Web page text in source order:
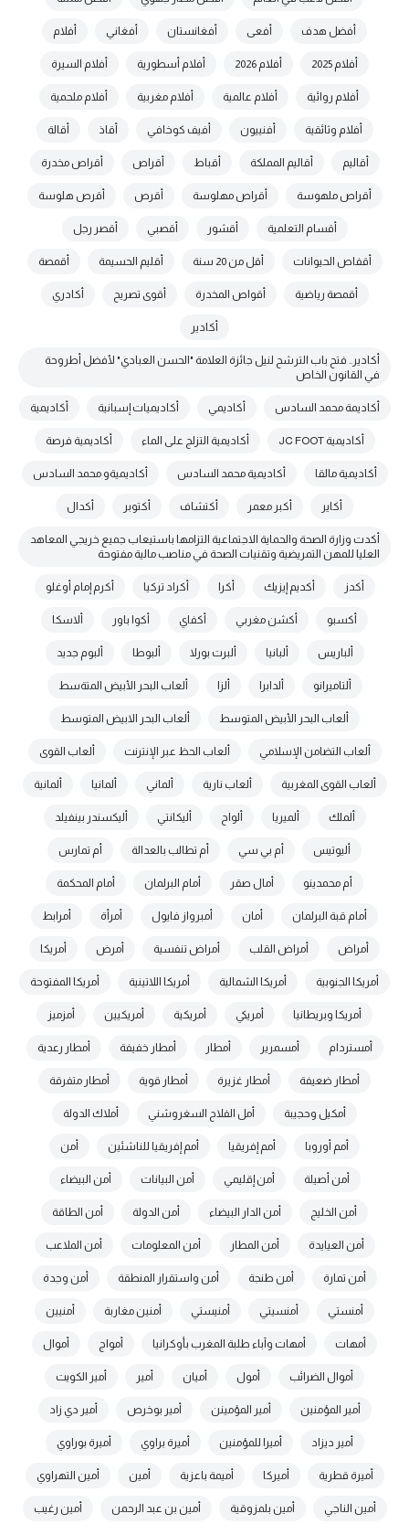
أفضل هدف أفعى أفغانستان أفغاني أفلام
أفلام 2025 أفلام 2026 أفلام أسطورية أفلام السيرة
أفلام روائية أفلام عالمية أفلام مغربية أفلام ملحمية
أفلام وثائقية أفنييون أفيف كوخافي أقاذ أقالة
أقاليم أقاليم المملكة أقباط أقراص أقراص مخدرة
أقراص ملهوسة أقراص مهلوسة أقرص أقرص هلوسة
أقسام التعلمية أقشور أقصبي أقصر رجل
أقفاص الحيوانات أقل من 20 سنة أقليم الحسيمة أقمصة
أقمصة رياضية أقواص المخدرة أقوى تصريح أكادري
أكادير
أكادير.. فتح باب الترشح لنيل جائزة العلامة "الحسن العبادي" لأفضل أطروحة
في القانون الخاص
أكاديمة محمد السادس أكاديمي أكاديميات إسبانية أكاديمية
أكاديمية JC FOOT أكاديمية التزلج على الماء أكاديمية فرصة
أكاديمية مالقا أكاديمية محمد السادس أكاديميةو محمد السادس
أكاير أكبر معمر أكتشاف أكتوبر أكدال
أكدت وزارة الصحة والحماية الاجتماعية التزامها باستيعاب جميع خريجي المعاهد
العليا للمهن التمريضية وتقنيات الصحة في مناصب مالية مفتوحة
أكدز أكديم إيزيك أكرا أكراد تركيا أكرم إمام أوغلو
أكسبو أكشن مغربي أكفاي أكوا باور ألاسكا
ألباريس ألبانيا ألبرت بورلا ألبوطا ألبوم جديد
ألتاميرانو ألدابرا ألزا ألعاب البحر الأبيض المتةسط
ألعاب البحر الأبيض المتوسط ألعاب البحر الابيض المتوسط
ألعاب التضامن الإسلامي ألعاب الحظ عبر الإنترنت ألعاب القوى
ألعاب القوى المغربية ألعاب نارية ألماني ألمانيا ألمانية
ألملك ألميريا ألواح أليكانتي أليكسندر بينفيلد
أليوتيس أم بي سي أم تطالب بالعدالة أم تمارس
أم محمدينو أمال صقر أمام البرلمان أمام المحكمة
أمام قبة البرلمان أمان أمبرواز فايول أمرأة أمرابط
أمراض أمراض القلب أمراض تنفسية أمرض أمريكا
أمريكا الجنوبية أمريكا الشمالية أمريكا اللاتينية أمريكا المفتوحة
أمريكا وبريطانيا أمريكي أمريكية أمريكيين أمزميز
أمستردام أمسمرير أمطار أمطار خفيفة أمطار رعدية
أمطار ضعيفة أمطار غزيرة أمطار قوية أمطار متفرقة
أمكيل وحجيبة أمل الفلاح السغروشني أملاك الدولة
أمم أوروبا أمم إفريقيا أمم إفريقيا للناشئين أمن
أمن أصيلة أمن إقليمي أمن البيانات أمن البيضاء
أمن الخليج أمن الدار البيضاء أمن الدولة أمن الطاقة
أمن العيايدة أمن المطار أمن المعلومات أمن الملاعب
أمن تمارة أمن طنجة أمن واستقرار المنطقة أمن وجدة
أمنستي أمنسيتي أمنيستي أمنين مغاربة أمنيين
أمهات أمهات وآباء طلبة المغرب بأوكرانيا أمواج أموال
أموال الضرائب أمول أميان أمير أمير الكويت
أمير المؤمنين أمير المؤمينن أمير بوخرص أمير دي زاد
أمير ديزاد أميرا للمؤمنين أميرة براوي أميرة بوراوي
أميرة قطرية أميركا أميمة باعزية أمين أمين التهراوي
أمين الناجي أمين بلمزوقية أمين بن عبد الرحمن أمين رغيب